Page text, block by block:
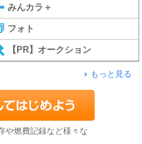
みんカラ＋
フォト
【PR】オークション
もっと見る
や燃費記録など様々な